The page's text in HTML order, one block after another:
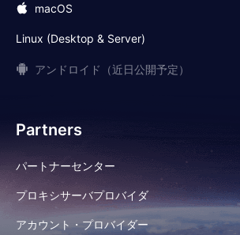
macOS
Linux (Desktop & Server)
アンドロイド（近日公開予定）
Partners
パートナーセンター
プロキシサーバプロバイダ
アカウント・プロバイダー